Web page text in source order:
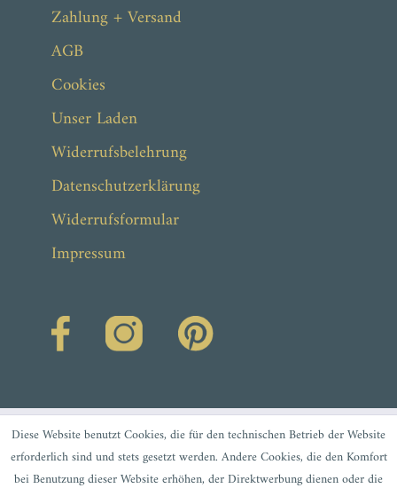
Zahlung + Versand
AGB
Cookies
Unser Laden
Widerrufsbelehrung
Datenschutzerklärung
Widerrufsformular
Impressum
Diese Website benutzt Cookies, die für den technischen Betrieb der Website
erforderlich sind und stets gesetzt werden. Andere Cookies, die den Komfort
bei Benutzung dieser Website erhöhen, der Direktwerbung dienen oder die